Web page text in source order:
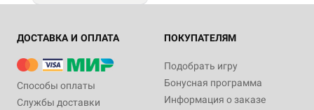
ДОСТАВКА И ОПЛАТА
Способы оплаты
Службы доставки
ПОКУПАТЕЛЯМ
Подобрать игру
Бонусная программа
Информация о заказе